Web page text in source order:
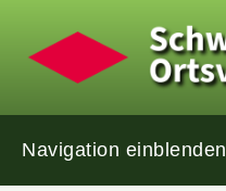
Navigation einblenden